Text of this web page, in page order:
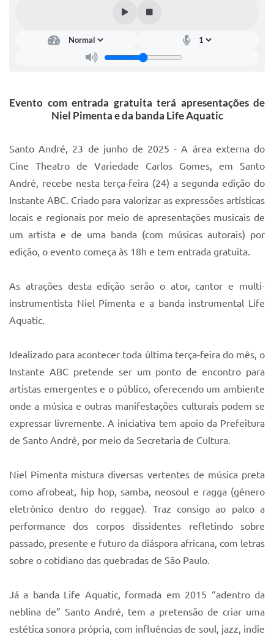
Legislação
Lei de acesso à informação
Mobilidade Urbana Sustentável
Parque Escola
Portal da Educação
Quadra Fiscal
SIC
Autarquias
Evento com entrada gratuita terá apresentações de
Niel Pimenta e da banda Life Aquatic
Santo André, 23 de junho de 2025 - A área externa do
Cine Theatro de Variedade Carlos Gomes, em Santo
André, recebe nesta terça-feira (24) a segunda edição do
Instante ABC. Criado para valorizar as expressões artísticas
locais e regionais por meio de apresentações musicais de
um artista e de uma banda (com músicas autorais) por
edição, o evento começa às 18h e tem entrada gratuita.
As atrações desta edição serão o ator, cantor e multi-
instrumentista Niel Pimenta e a banda instrumental Life
Aquatic.
Idealizado para acontecer toda última terça-feira do mês, o
Instante ABC pretende ser um ponto de encontro para
artistas emergentes e o público, oferecendo um ambiente
onde a música e outras manifestações culturais podem se
expressar livremente. A iniciativa tem apoio da Prefeitura
de Santo André, por meio da Secretaria de Cultura.
Niel Pimenta mistura diversas vertentes de música preta
como afrobeat, hip hop, samba, neosoul e ragga (gênero
eletrônico dentro do reggae). Traz consigo ao palco a
performance dos corpos dissidentes refletindo sobre
passado, presente e futuro da diáspora africana, com letras
sobre o cotidiano das quebradas de São Paulo.
Já a banda Life Aquatic, formada em 2015 “adentro da
neblina de” Santo André, tem a pretensão de criar uma
estética sonora própria, com influências de soul, jazz, indie